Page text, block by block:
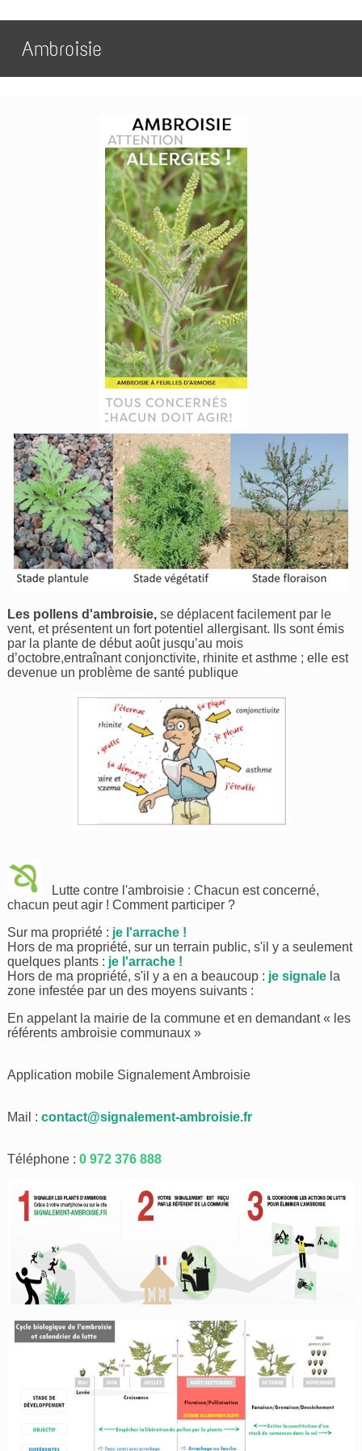
Ambroisie
Les pollens d'ambroisie, se déplacent facilement par le
vent, et présentent un fort potentiel allergisant. Ils sont émis
par la plante de début août jusqu’au mois
d’octobre,entraînant conjonctivite, rhinite et asthme ; elle est
devenue un problème de santé publique
Lutte contre l'ambroisie : Chacun est concerné,
chacun peut agir ! Comment participer ?
Sur ma propriété : je l'arrache !
Hors de ma propriété, sur un terrain public, s'il y a seulement
quelques plants : je l'arrache !
Hors de ma propriété, s'il y a en a beaucoup : je signale la
zone infestée par un des moyens suivants :
En appelant la mairie de la commune et en demandant « les
référents ambroisie communaux »
Application mobile Signalement Ambroisie
Mail :contact@signalement-ambroisie.fr
Téléphone :0 972 376 888